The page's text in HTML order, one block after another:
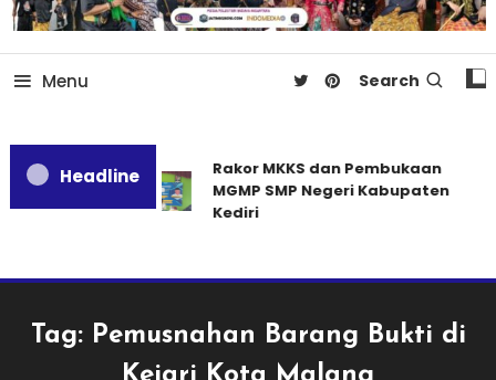
Menu Search
Headline
Rakor MKKS dan Pembukaan
MGMP SMP Negeri Kabupaten
Kediri
Tag: Pemusnahan Barang Bukti di